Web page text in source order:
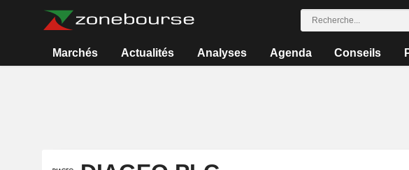
Marchés Actualités Analyses Agenda Conseils